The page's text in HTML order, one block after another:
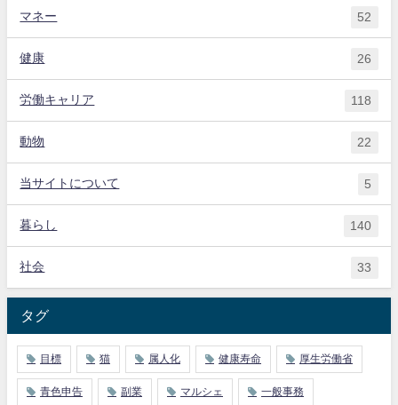
マネー 52
健康 26
労働キャリア 118
動物 22
当サイトについて 5
暮らし 140
社会 33
タグ
目標 猫 属人化 健康寿命 厚生労働省
青色申告 副業 マルシェ 一般事務